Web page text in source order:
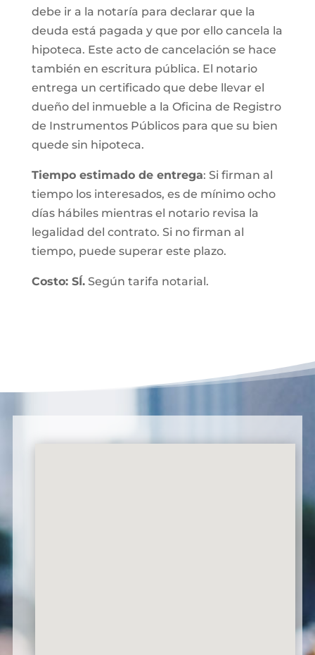
debe ir a la notaría para declarar que la
deuda está pagada y que por ello cancela la
hipoteca. Este acto de cancelación se hace
también en escritura pública. El notario
entrega un certificado que debe llevar el
dueño del inmueble a la Oficina de Registro
de Instrumentos Públicos para que su bien
quede sin hipoteca.
Tiempo estimado de entrega: Si firman al
tiempo los interesados, es de mínimo ocho
días hábiles mientras el notario revisa la
legalidad del contrato. Si no firman al
tiempo, puede superar este plazo.
Costo: SÍ.Según tarifa notarial.